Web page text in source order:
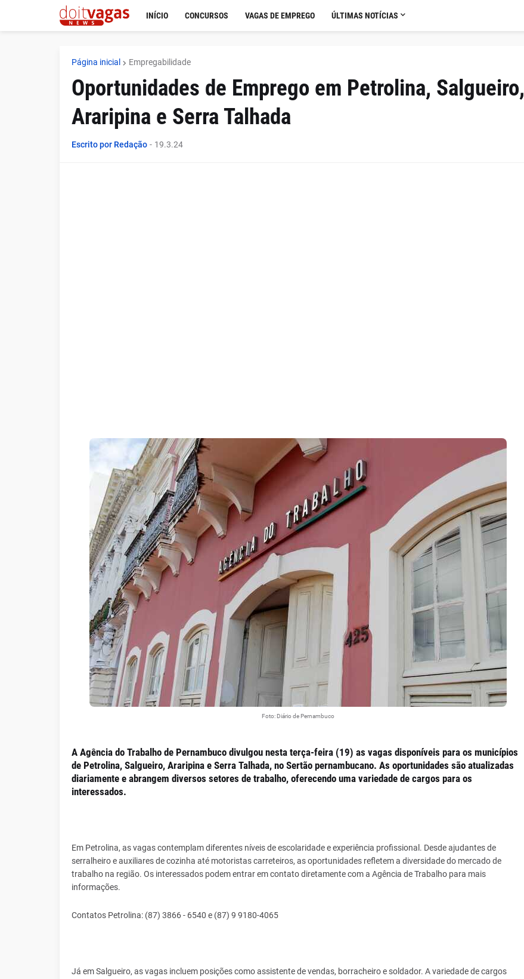
INÍCIO CONCURSOS VAGAS DE EMPREGO ÚLTIMAS NOTÍCIAS
Página inicial Empregabilidade
Oportunidades de Emprego em Petrolina, Salgueiro,
Araripina e Serra Talhada
Escrito por Redação - 19.3.24
Foto: Diário de Pernambuco
A Agência do Trabalho de Pernambuco divulgou nesta terça-feira (19) as vagas disponíveis para os municípios
de Petrolina, Salgueiro, Araripina e Serra Talhada, no Sertão pernambucano. As oportunidades são atualizadas
diariamente e abrangem diversos setores de trabalho, oferecendo uma variedade de cargos para os
interessados.
Em Petrolina, as vagas contemplam diferentes níveis de escolaridade e experiência profissional. Desde ajudantes de
serralheiro e auxiliares de cozinha até motoristas carreteiros, as oportunidades refletem a diversidade do mercado de
trabalho na região. Os interessados podem entrar em contato diretamente com a Agência de Trabalho para mais
informações.
Contatos Petrolina: (87) 3866 - 6540 e (87) 9 9180-4065
Já em Salgueiro, as vagas incluem posições como assistente de vendas, borracheiro e soldador. A variedade de cargos